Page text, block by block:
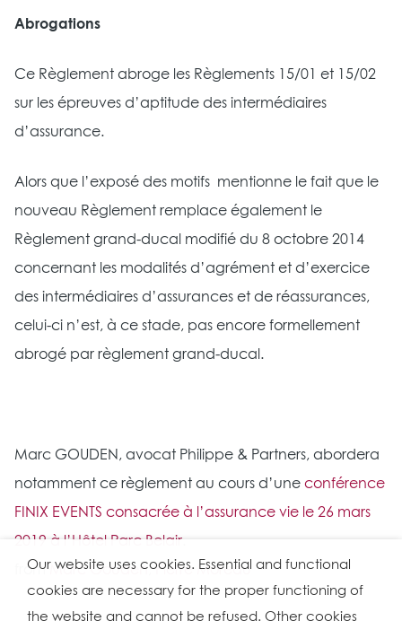
Abrogations
Ce Règlement abroge les Règlements 15/01 et 15/02
sur les épreuves d’aptitude des intermédiaires
d’assurance.
Alors que l’exposé des motifs mentionne le fait que le
nouveau Règlement remplace également le
Règlement grand-ducal modifié du 8 octobre 2014
concernant les modalités d’agrément et d’exercice
des intermédiaires d’assurances et de réassurances,
celui-ci n’est, à ce stade, pas encore formellement
abrogé par règlement grand-ducal.
Marc GOUDEN, avocat Philippe & Partners, abordera
notamment ce règlement au cours d’une conférence
FINIX EVENTS consacrée à l’assurance vie le 26 mars
2019 à l’Hôtel Parc Belair
from Marc Gouden,Pierre Moreau
Our website uses cookies. Essential and functional
cookies are necessary for the proper functioning of
the website and cannot be refused. Other cookies